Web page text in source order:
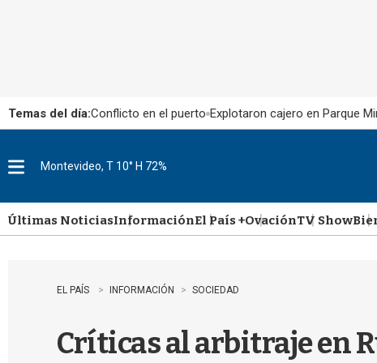
Temas del día:Conflicto en el puerto Explotaron cajero en Parque
u
Montevideo, T 10° H 72%
Últimas NoticiasInformaciónEl País +OvaciónTV Show
EL PAÍS INFORMACIÓN SOCIEDAD
Críticas al arbitraje en